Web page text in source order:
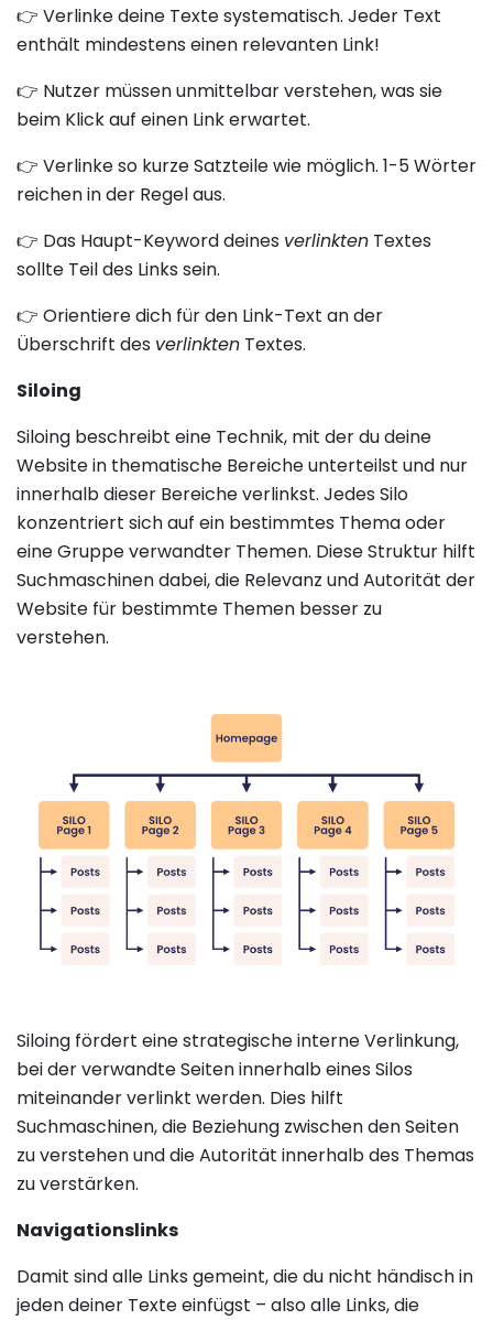
👉 Verlinke deine Texte systematisch. Jeder Text
enthält mindestens einen relevanten Link!
👉 Nutzer müssen unmittelbar verstehen, was sie
beim Klick auf einen Link erwartet.
👉 Verlinke so kurze Satzteile wie möglich. 1-5 Wörter
reichen in der Regel aus.
👉 Das Haupt-Keyword deines verlinkten Textes
sollte Teil des Links sein.
👉 Orientiere dich für den Link-Text an der
Überschrift des verlinkten Textes.
Siloing
Siloing beschreibt eine Technik, mit der du deine
Website in thematische Bereiche unterteilst und nur
innerhalb dieser Bereiche verlinkst. Jedes Silo
konzentriert sich auf ein bestimmtes Thema oder
eine Gruppe verwandter Themen. Diese Struktur hilft
Suchmaschinen dabei, die Relevanz und Autorität der
Website für bestimmte Themen besser zu
verstehen.
Siloing fördert eine strategische interne Verlinkung,
bei der verwandte Seiten innerhalb eines Silos
miteinander verlinkt werden. Dies hilft
Suchmaschinen, die Beziehung zwischen den Seiten
zu verstehen und die Autorität innerhalb des Themas
zu verstärken.
Navigationslinks
Damit sind alle Links gemeint, die du nicht händisch in
jeden deiner Texte einfügst – also alle Links, die